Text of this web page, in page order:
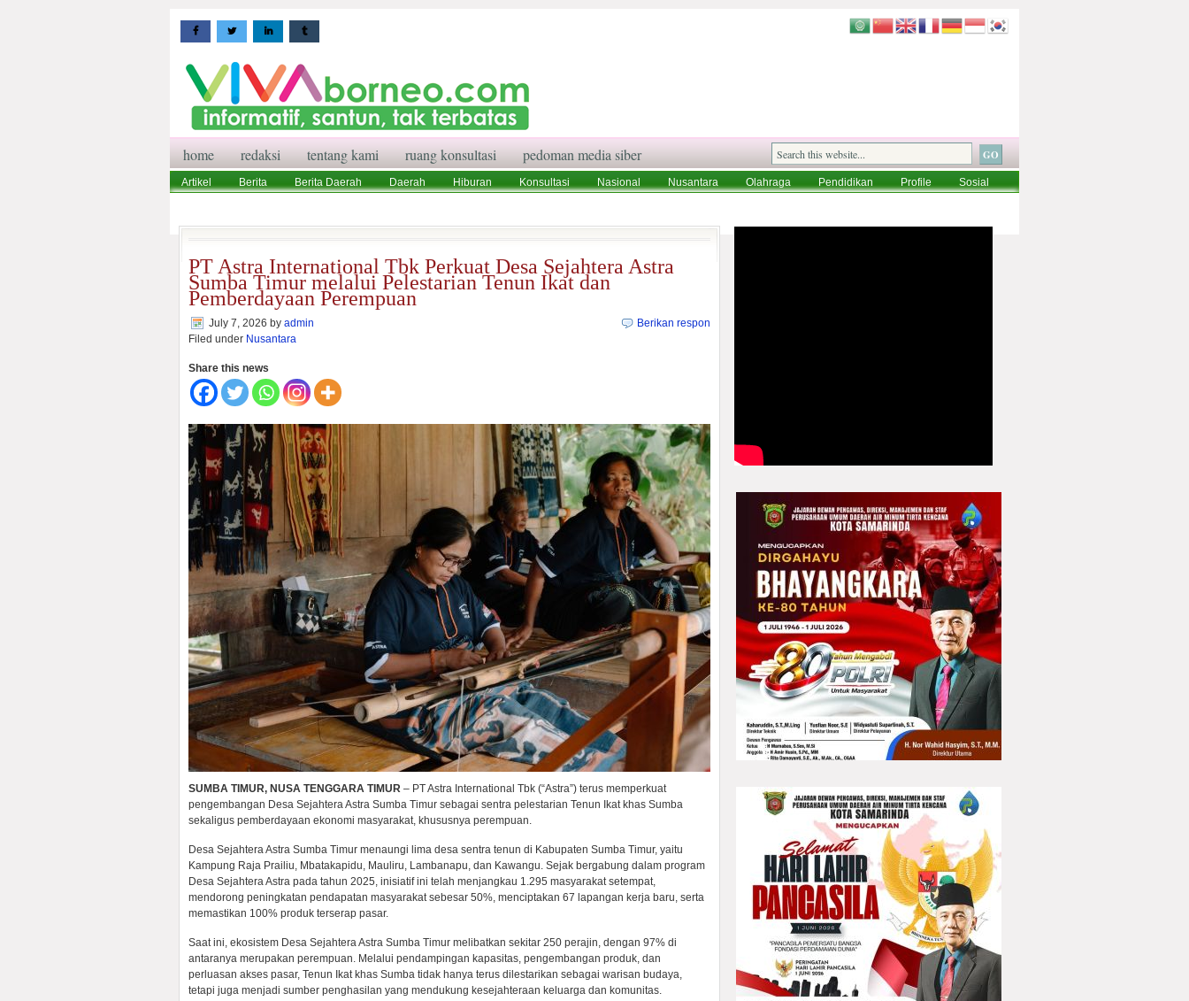
home redaksi tentang kami ruang konsultasi pedoman media siber
Artikel Berita Berita Daerah Daerah Hiburan Konsultasi Nasional Nusantara Olahraga Pendidikan Profile
Sosial
PT Astra International Tbk Perkuat Desa Sejahtera Astra
Sumba Timur melalui Pelestarian Tenun Ikat dan
Pemberdayaan Perempuan
July 7, 2026 by admin
Filed under Nusantara
Berikan respon
Share this news
SUMBA TIMUR, NUSA TENGGARA TIMUR – PT Astra International Tbk (“Astra”) terus memperkuat
pengembangan Desa Sejahtera Astra Sumba Timur sebagai sentra pelestarian Tenun Ikat khas Sumba
sekaligus pemberdayaan ekonomi masyarakat, khususnya perempuan.
Desa Sejahtera Astra Sumba Timur menaungi lima desa sentra tenun di Kabupaten Sumba Timur, yaitu
Kampung Raja Prailiu, Mbatakapidu, Mauliru, Lambanapu, dan Kawangu. Sejak bergabung dalam program
Desa Sejahtera Astra pada tahun 2025, inisiatif ini telah menjangkau 1.295 masyarakat setempat,
mendorong peningkatan pendapatan masyarakat sebesar 50%, menciptakan 67 lapangan kerja baru, serta
memastikan 100% produk terserap pasar.
Saat ini, ekosistem Desa Sejahtera Astra Sumba Timur melibatkan sekitar 250 perajin, dengan 97% di
antaranya merupakan perempuan. Melalui pendampingan kapasitas, pengembangan produk, dan
perluasan akses pasar, Tenun Ikat khas Sumba tidak hanya terus dilestarikan sebagai warisan budaya,
tetapi juga menjadi sumber penghasilan yang mendukung kesejahteraan keluarga dan komunitas.